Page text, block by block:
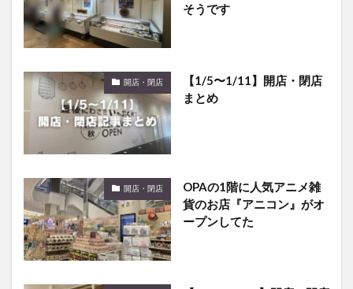
そうです
開店・閉店
【1/5〜1/11】開店・閉店
まとめ
開店・閉店
OPAの1階に人気アニメ雑
貨のお店『アニコン』がオ
ープンしてた